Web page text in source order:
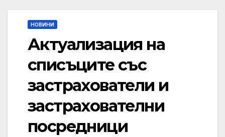
НОВИНИ
Актуализация на
списъците със
застрахователи и
застрахователни
посредници